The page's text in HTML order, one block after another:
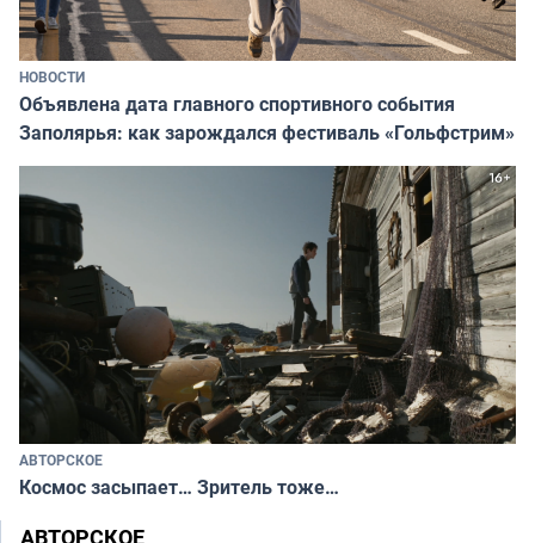
НОВОСТИ
Объявлена дата главного спортивного события
Заполярья: как зарождался фестиваль «Гольфстрим»
АВТОРСКОЕ
Космос засыпает… Зритель тоже…
АВТОРСКОЕ